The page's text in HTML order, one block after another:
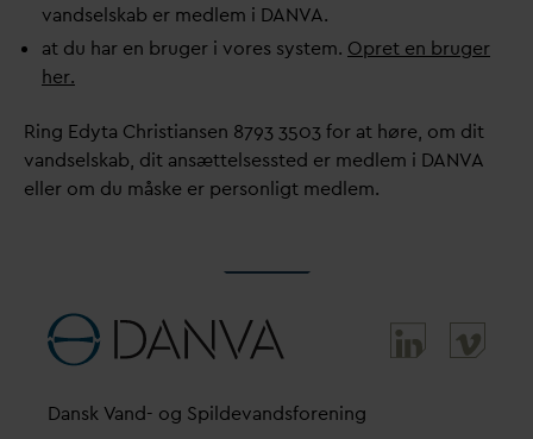
vandselskab er medlem i DANVA.
at du har en bruger i vores system. Opret en bruger
her.
Ring Edyta Christiansen 8793 3503 for at høre, om dit
vandselskab, dit ansættelsessted er medlem i DANVA
eller om du måske er personligt medlem.
Dansk Vand- og Spildevandsforening